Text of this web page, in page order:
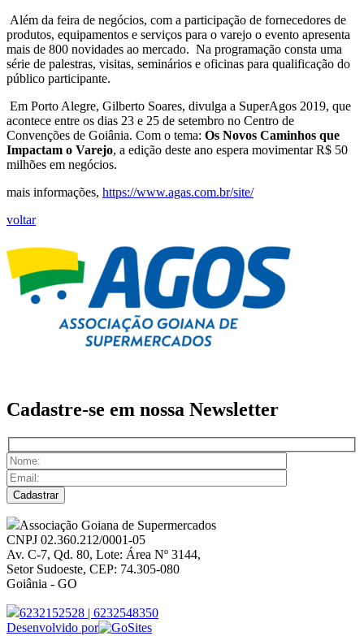
Além da feira de negócios, com a participação de fornecedores de
produtos, equipamentos e serviços para o varejo o evento apresenta
mais de 800 novidades ao mercado. Na programação consta uma
série de palestras, visitas, seminários e oficinas para qualificação do
público participante.
Em Porto Alegre, Gilberto Soares, divulga a SuperAgos 2019, que
acontece entre os dias 23 e 25 de setembro no Centro de
Convenções de Goiânia. Com o tema: Os Novos Caminhos que
Impactam o Varejo, a edição deste ano espera movimentar R$ 50
milhões em negócios.
mais informações, https://www.agas.com.br/site/
voltar
Cadastre-se em nossa Newsletter
Associação Goiana de Supermercados
CNPJ 02.360.212/0001-05
Av. C-7, Qd. 80, Lote: Área Nº 3144,
Setor Sudoeste, CEP: 74.305-080
Goiânia - GO
6232152528 | 6232548350
Desenvolvido por